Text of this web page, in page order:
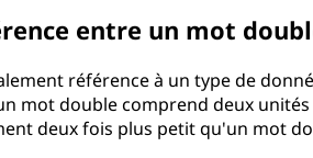
entre un mot
référence à un type de
mot double comprend deux unités
deux fois plus petit qu'un mot